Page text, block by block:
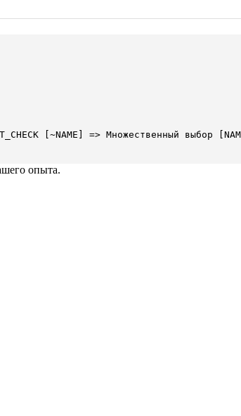
[~NAME] => Множественный выбор
опыта.